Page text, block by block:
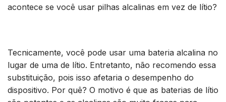
acontece se você usar pilhas alcalinas em vez de lítio?
Tecnicamente, você pode usar uma bateria alcalina no
lugar de uma de lítio. Entretanto, não recomendo essa
substituição, pois isso afetaria o desempenho do
dispositivo. Por quê? O motivo é que as baterias de lítio